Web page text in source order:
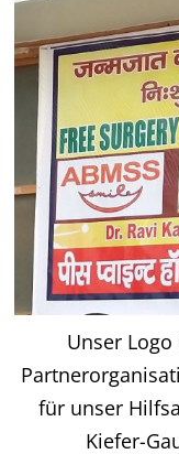
Unser
für unser
Kiefer-